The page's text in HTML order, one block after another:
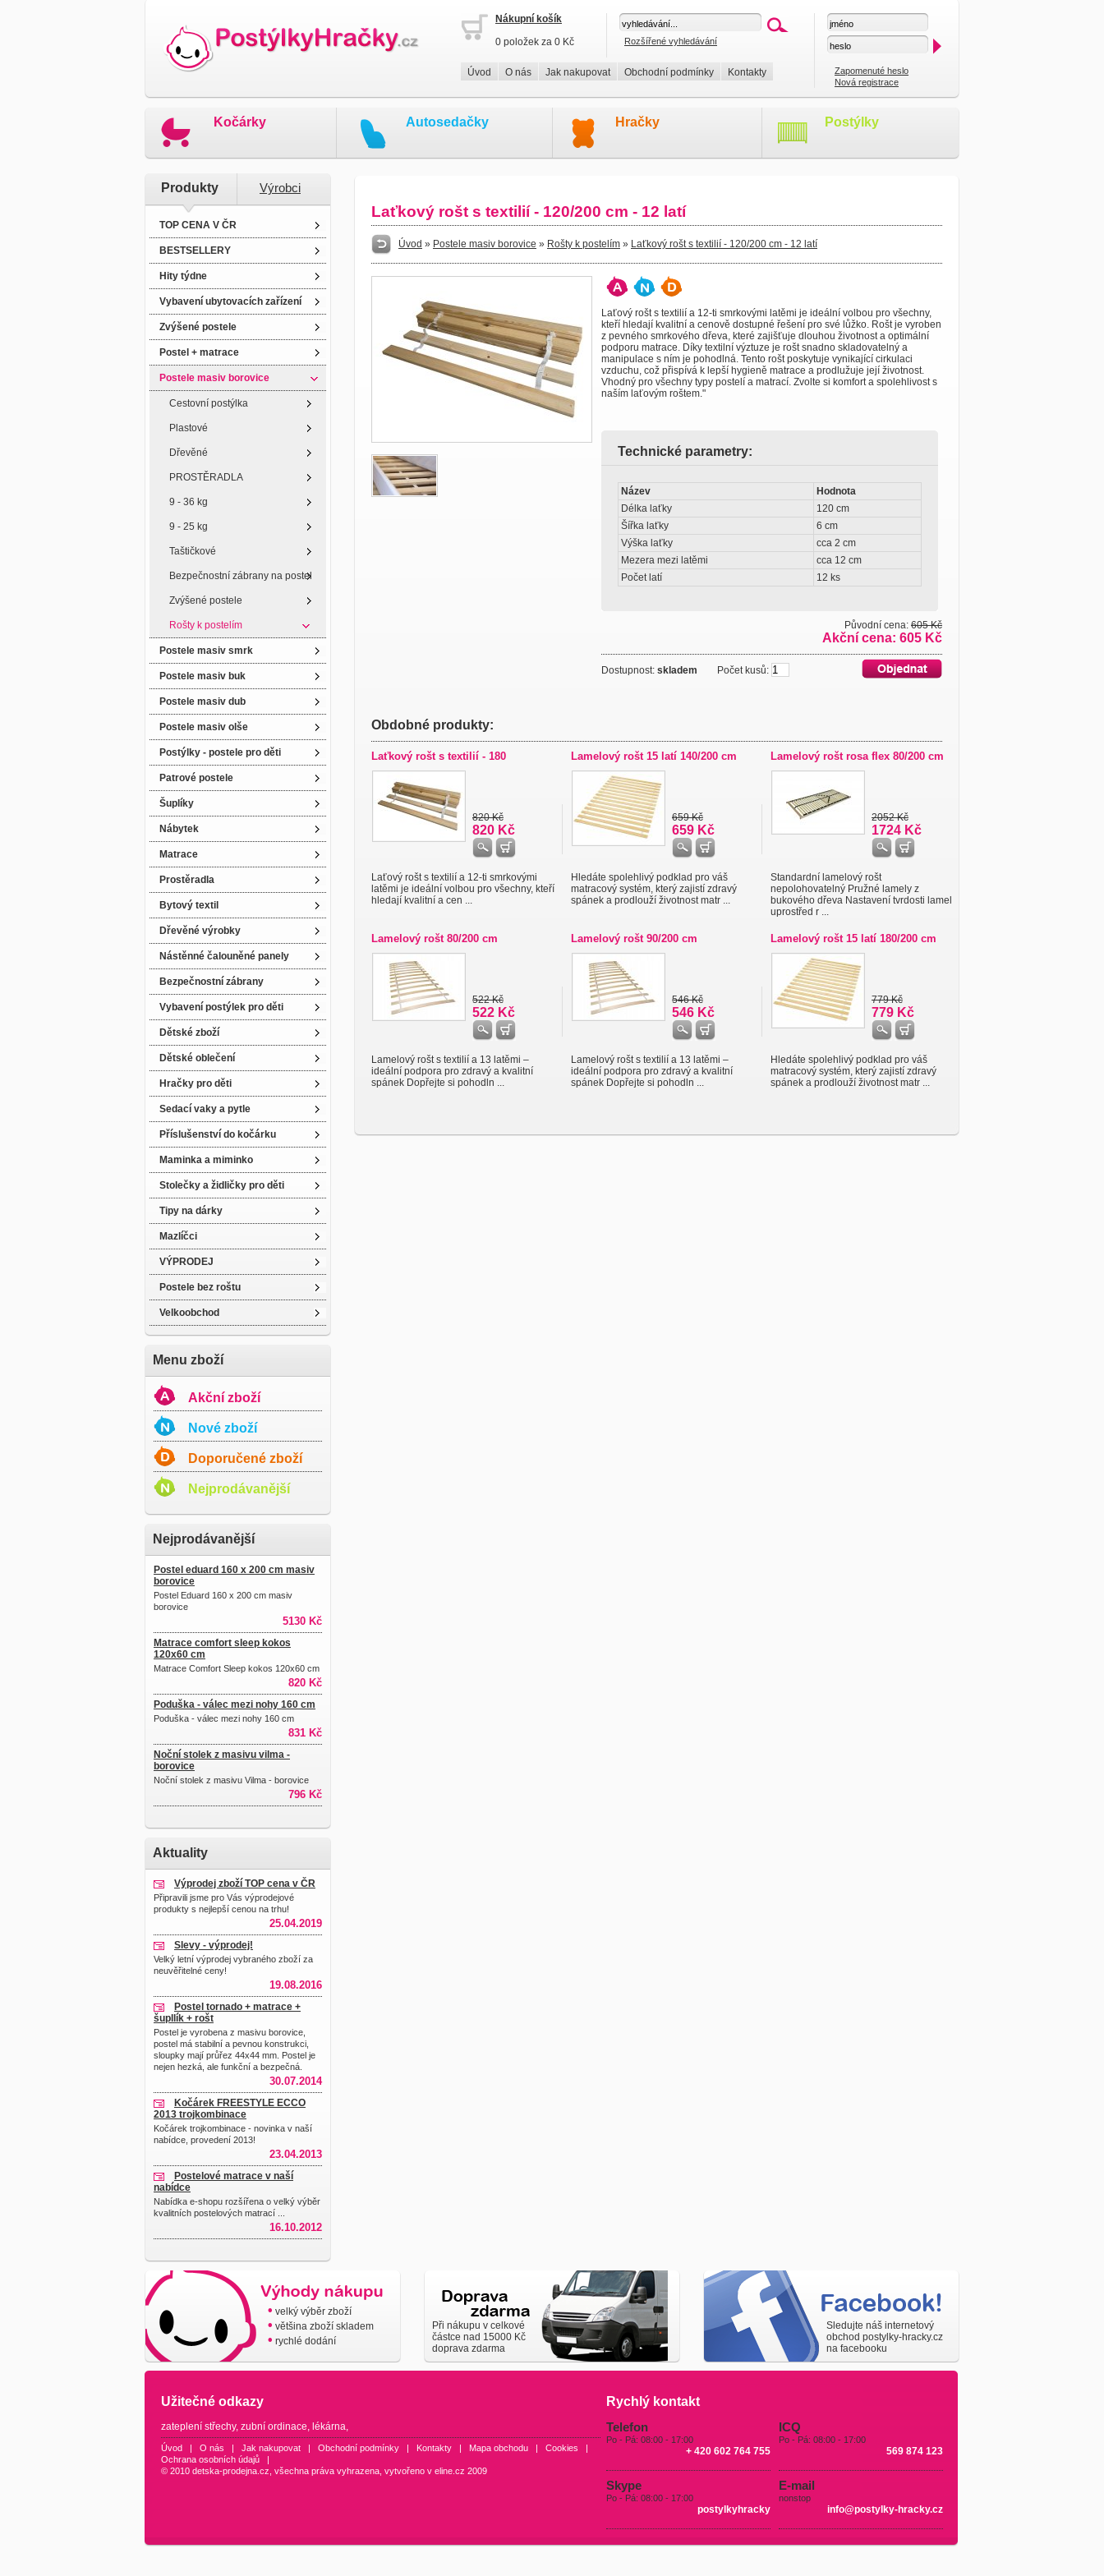
Nákupní košík
0 položek za 0 Kč
Rozšířené vyhledávání
Úvod O nás Jak nakupovat Obchodní podmínky Kontakty
Zapomenuté heslo
Nová registrace
Kočárky Autosedačky Hračky Postýlky
Produkty Výrobci
TOP CENA V ČR
BESTSELLERY
Hity týdne
Vybavení ubytovacích zařízení
Zvýšené postele
Postel + matrace
Postele masiv borovice
Cestovní postýlka
Plastové
Dřevěné
PROSTĚRADLA
9 - 36 kg
9 - 25 kg
Taštičkové
Bezpečnostní zábrany na postel
Zvýšené postele
Rošty k postelím
Postele masiv smrk
Postele masiv buk
Postele masiv dub
Postele masiv olše
Postýlky - postele pro děti
Patrové postele
Šuplíky
Nábytek
Matrace
Prostěradla
Bytový textil
Dřevěné výrobky
Nástěnné čalouněné panely
Bezpečnostní zábrany
Vybavení postýlek pro děti
Dětské zboží
Dětské oblečení
Hračky pro děti
Sedací vaky a pytle
Příslušenství do kočárku
Maminka a miminko
Stolečky a židličky pro děti
Tipy na dárky
Mazlíčci
VÝPRODEJ
Postele bez roštu
Velkoobchod
Menu zboží
Akční zboží
Nové zboží
Doporučené zboží
Nejprodávanější
Nejprodávanější
Postel eduard 160 x 200 cm masiv
borovice
Postel Eduard 160 x 200 cm masiv
borovice
5130 Kč
Matrace comfort sleep kokos
120x60 cm
Matrace Comfort Sleep kokos 120x60 cm
820 Kč
Poduška - válec mezi nohy 160 cm
Poduška - válec mezi nohy 160 cm
831 Kč
Noční stolek z masivu vilma -
borovice
Noční stolek z masivu Vilma - borovice
796 Kč
Aktuality
Výprodej zboží TOP cena v ČR
Připravili jsme pro Vás výprodejové
produkty s nejlepší cenou na trhu!
25.04.2019
Slevy - výprodej!
Velký letní výprodej vybraného zboží za
neuvěřitelné ceny!
19.08.2016
Postel tornado + matrace +
šupllík + rošt
Postel je vyrobena z masivu borovice,
postel má stabilní a pevnou konstrukci,
sloupky mají průřez 44x44 mm. Postel je
nejen hezká, ale funkční a bezpečná.
30.07.2014
Kočárek FREESTYLE ECCO
2013 trojkombinace
Kočárek trojkombinace - novinka v naší
nabídce, provedení 2013!
23.04.2013
Postelové matrace v naší
nabídce
Nabídka e-shopu rozšířena o velký výběr
kvalitních postelových matrací ...
16.10.2012
Laťkový rošt s textilií - 120/200 cm - 12 latí
Úvod » Postele masiv borovice » Rošty k postelím » Laťkový rošt s textilií - 120/200 cm - 12 latí
Laťový rošt s textilií a 12-ti smrkovými latěmi je ideální volbou pro všechny,
kteří hledají kvalitní a cenově dostupné řešení pro své lůžko. Rošt je vyroben
z pevného smrkového dřeva, které zajišťuje dlouhou životnost a optimální
podporu matrace. Díky textilní výztuze je rošt snadno skladovatelný a
manipulace s ním je pohodlná. Tento rošt poskytuje vynikající cirkulaci
vzduchu, což přispívá k lepší hygieně matrace a prodlužuje její životnost.
Vhodný pro všechny typy postelí a matrací. Zvolte si komfort a spolehlivost s
naším laťovým roštem."
Technické parametry:
Název
Hodnota
Délka laťky
120 cm
Šířka laťky
6 cm
Výška laťky
cca 2 cm
Mezera mezi latěmi
cca 12 cm
Počet latí
12 ks
Původní cena: 605 Kč
Akční cena: 605 Kč
Dostupnost: skladem Počet kusů:
Obdobné produkty:
Laťkový rošt s textilií - 180
820 Kč
820 Kč
Laťový rošt s textilií a 12-ti smrkovými
latěmi je ideální volbou pro všechny, kteří
hledají kvalitní a cen ...
Lamelový rošt 15 latí 140/200 cm
659 Kč
659 Kč
Hledáte spolehlivý podklad pro váš
matracový systém, který zajistí zdravý
spánek a prodlouží životnost matr ...
Lamelový rošt rosa flex 80/200 cm
2052 Kč
1724 Kč
Standardní lamelový rošt
nepolohovatelný Pružné lamely z
bukového dřeva Nastavení tvrdosti lamel
uprostřed r ...
Lamelový rošt 80/200 cm
522 Kč
522 Kč
Lamelový rošt s textilií a 13 latěmi –
ideální podpora pro zdravý a kvalitní
spánek Dopřejte si pohodln ...
Lamelový rošt 90/200 cm
546 Kč
546 Kč
Lamelový rošt s textilií a 13 latěmi –
ideální podpora pro zdravý a kvalitní
spánek Dopřejte si pohodln ...
Lamelový rošt 15 latí 180/200 cm
779 Kč
779 Kč
Hledáte spolehlivý podklad pro váš
matracový systém, který zajistí zdravý
spánek a prodlouží životnost matr ...
• velký výběr zboží
• většina zboží skladem
• rychlé dodání
Při nákupu v celkové
částce nad 15000 Kč
doprava zdarma
Sledujte náš internetový
obchod postylky-hracky.cz
na facebooku
Užitečné odkazy
zateplení střechy, zubní ordinace, lékárna,
Úvod | O nás | Jak nakupovat | Obchodní podmínky | Kontakty | Mapa obchodu | Cookies |
Ochrana osobních údajů |
© 2010 detska-prodejna.cz, všechna práva vyhrazena, vytvořeno v eline.cz 2009
Rychlý kontakt
Telefon
Po - Pá: 08:00 - 17:00
+ 420 602 764 755
ICQ
Po - Pá: 08:00 - 17:00
569 874 123
Skype
Po - Pá: 08:00 - 17:00
postylkyhracky
E-mail
nonstop
info@postylky-hracky.cz